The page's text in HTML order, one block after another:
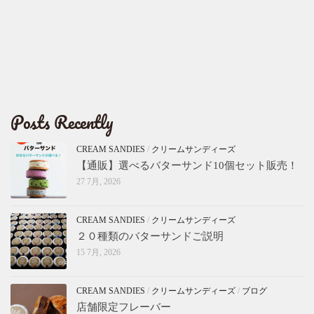
Posts Recently
CREAM SANDIES / クリームサンディーズ
【通販】選べるバターサンド10個セット販売！
27 7月, 2026
CREAM SANDIES / クリームサンディーズ
２０種類のバターサンドご説明
15 7月, 2026
CREAM SANDIES / クリームサンディーズ / ブログ
店舗限定フレーバー